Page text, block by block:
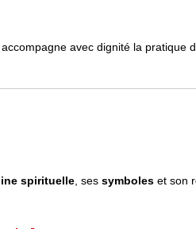
avec dignité la pratique
spirituelle, ses symboles et son